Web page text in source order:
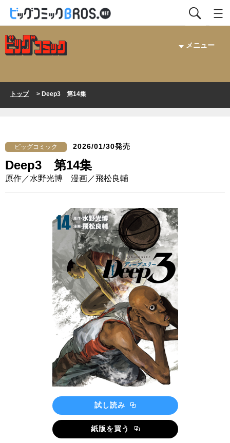
メニュー
トップ> Deep3 第14集
ビッグコミック 2026/01/30発売
Deep3 第14集
原作／水野光博 漫画／飛松良輔
試し読み
紙版を買う